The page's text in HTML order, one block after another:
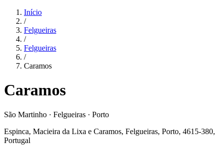
Início
/
Felgueiras
/
Felgueiras
/
Caramos
Caramos
São Martinho · Felgueiras · Porto
Espinca, Macieira da Lixa e Caramos, Felgueiras, Porto, 4615-380,
Portugal